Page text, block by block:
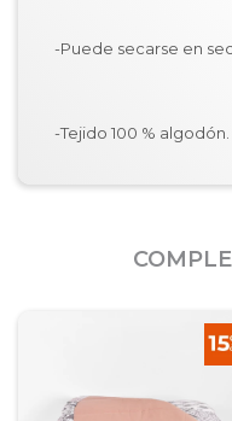
-Puede secarse en
-Tejido 100 % algodón.